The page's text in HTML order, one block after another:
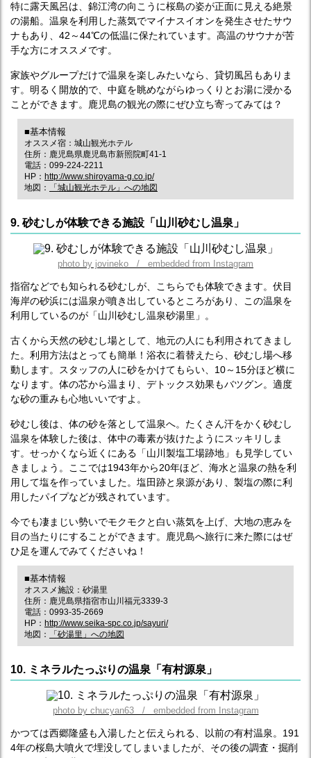
特に露天風呂は、錦江湾の向こうに桜島の姿が正面に見える絶景
の湯船。温泉を利用した蒸気でマイナスイオンを発生させたサウ
ナもあり、42～44℃の低温に保たれています。高温のサウナが苦
手な方にオススメです。
家族やグループだけで温泉を楽しみたいなら、貸切風呂もありま
す。明るく開放的で、中庭を眺めながらゆっくりとお湯に浸かる
ことができます。鹿児島の観光の際にぜひ立ち寄ってみては？
■基本情報
オススメ宿：城山観光ホテル
住所：鹿児島県鹿児島市新照院町41-1
電話：099-224-2211
HP： http://www.shiroyama-g.co.jp/
地図：
「城山観光ホテル」への地図
9. 砂むしが体験できる施設「山川砂むし温泉」
photo by jovineko / embedded from Instagram
指宿などでも知られる砂むしが、こちらでも体験できます。伏目
海岸の砂浜には温泉が噴き出しているところがあり、この温泉を
利用しているのが「山川砂むし温泉砂湯里」。
古くから天然の砂むし場として、地元の人にも利用されてきまし
た。利用方法はとっても簡単！浴衣に着替えたら、砂むし場へ移
動します。スタッフの人に砂をかけてもらい、10～15分ほど横に
なります。体の芯から温まり、デトックス効果もバツグン。適度
な砂の重みも心地いいですよ。
砂むし後は、体の砂を落として温泉へ。たくさん汗をかく砂むし
温泉を体験した後は、体中の毒素が抜けたようにスッキリしま
す。せっかくなら近くにある「山川製塩工場跡地」も見学してい
きましょう。ここでは1943年から20年ほど、海水と温泉の熱を利
用して塩を作っていました。塩田跡と泉源があり、製塩の際に利
用したパイプなどが残されています。
今でも凄まじい勢いでモクモクと白い蒸気を上げ、大地の恵みを
目の当たりにすることができます。鹿児島へ旅行に来た際にはぜ
ひ足を運んでみてくださいね！
■基本情報
オススメ施設：砂湯里
住所：鹿児島県指宿市山川福元3339-3
電話：0993-35-2669
HP： http://www.seika-spc.co.jp/sayuri/
地図：
「砂湯里」への地図
10. ミネラルたっぷりの温泉「有村源泉」
photo by chucyan63 / embedded from Instagram
かつては西郷隆盛も入湯したと伝えられる、以前の有村温泉。191
4年の桜島大噴火で埋没してしまいましたが、その後の調査・掘削